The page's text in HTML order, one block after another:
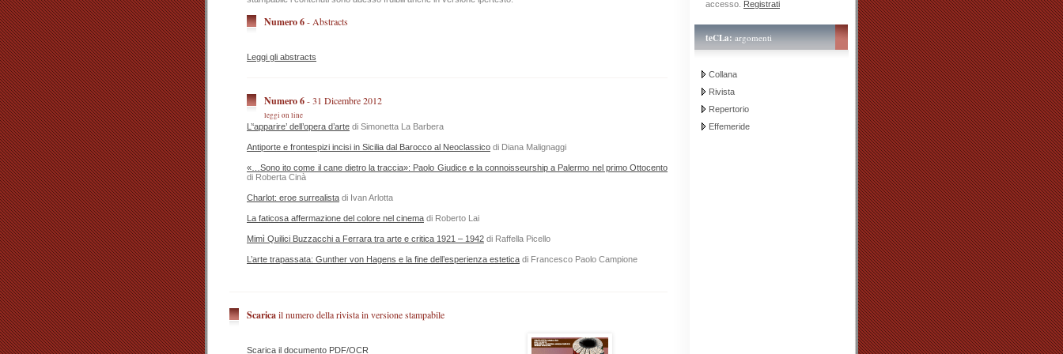
Numero 6- Abstracts
Leggi gli abstracts
Numero 6- 31 Dicembre 2012
leggi on line
L’‘apparire’ dell’opera d’arte di Simonetta La Barbera
Antiporte e frontespizi incisi in Sicilia dal Barocco al Neoclassico di Diana Malignaggi
«…Sono ito come il cane dietro la traccia»: Paolo Giudice e la connoisseurship a Palermo nel primo Ottocento
di Roberta Cinà
Charlot: eroe surrealista di Ivan Arlotta
La faticosa affermazione del colore nel cinema di Roberto Lai
Mimì Quilici Buzzacchi a Ferrara tra arte e critica 1921 – 1942 di Raffella Picello
L’arte trapassata: Gunther von Hagens e la fine dell’esperienza estetica di Francesco Paolo Campione
Scaricail numero della rivista in versione stampabile
Scarica il documento PDF/OCR
accesso. Registrati
teCLa:argomenti
Collana
Rivista
Repertorio
Effemeride